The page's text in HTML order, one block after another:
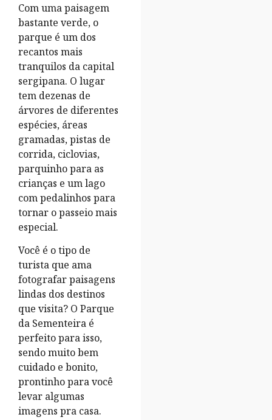
Com uma paisagem
bastante verde, o
parque é um dos
recantos mais
tranquilos da capital
sergipana. O lugar
tem dezenas de
árvores de diferentes
espécies, áreas
gramadas, pistas de
corrida, ciclovias,
parquinho para as
crianças e um lago
com pedalinhos para
tornar o passeio mais
especial.
Você é o tipo de
turista que ama
fotografar paisagens
lindas dos destinos
que visita? O Parque
da Sementeira é
perfeito para isso,
sendo muito bem
cuidado e bonito,
prontinho para você
levar algumas
imagens pra casa.